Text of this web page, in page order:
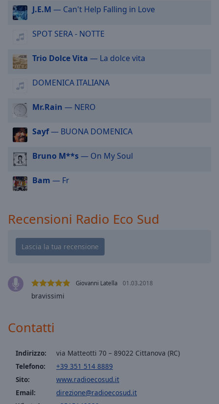
Picture-
Picture
This
modal
dialog
window.
Escape
cancel
the
Opacity
Background
Opacity
Caption
J.E.M — Can't Help Falling in Love
SPOT SERA - NOTTE
Trio Dolce Vita — La dolce vita
DOMENICA ITALIANA
Mr.Rain — NERO
Sayf— BUONA DOMENICA
Bruno M**s— On My Soul
Bam — Fr
Recensioni Radio Eco Sud
Giovanni Latella 01.03.2018
bravissimi
Contatti
Indirizzo:
via Matteotti 70 – 89022 Cittanova (RC)
Telefono:
+39 351 514 8889
Sito:
www.radioecosud.it
Email:
direzione@radioecosud.it